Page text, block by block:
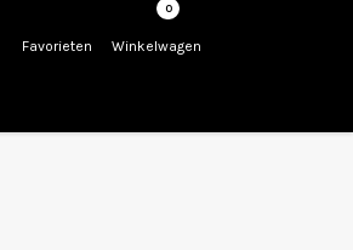
Favorieten
0
Winkelwagen